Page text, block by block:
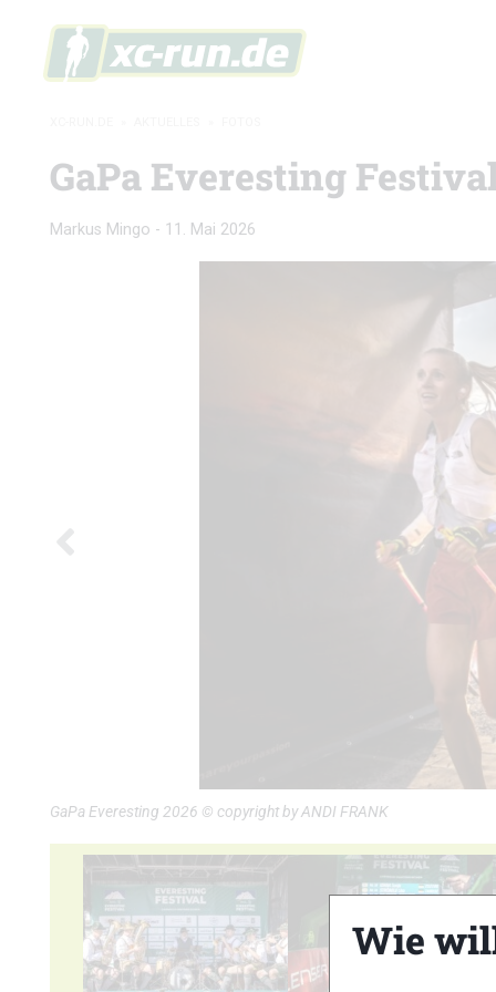
GaPa Everesting
Markus Mingo - 11. Mai 2026
GaPa Everesting 2026 © copyright by ANDI FRANK
Wie